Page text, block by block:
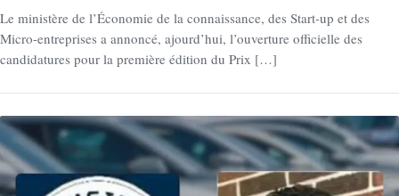
Le ministère de l’Économie de la connaissance, des Start-up et des
Micro-entreprises a annoncé, ajourd’hui, l’ouverture officielle des
candidatures pour la première édition du Prix […]